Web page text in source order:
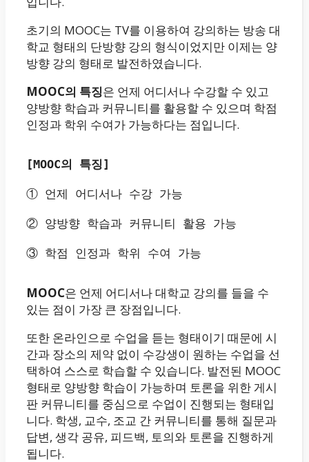
초기의 MOOC는 TV를 이용하여 강의하는 방송 대
학교 형태의 단방향 강의 형식이었지만 이제는 양
방향 강의 형태로 발전하였습니다.
MOOC의 특징은 언제 어디서나 수강할 수 있고
양방향 학습과 커뮤니티를 활용할 수 있으며 학점
인정과 학위 수여가 가능하다는 점입니다.
[MOOC의 특징]
① 언제 어디서나 수강 가능
② 양방향 학습과 커뮤니티 활용 가능
MOOC은 언제 어디서나 대학교 강의를 들을 수
있는 점이 가장 큰 장점입니다.
또한 온라인으로 수업을 듣는 형태이기 때문에 시
간과 장소의 제약 없이 수강생이 원하는 수업을 선
택하여 스스로 학습할 수 있습니다. 발전된 MOOC
형태로 양방향 학습이 가능하며 토론을 위한 게시
판 커뮤니티를 중심으로 수업이 진행되는 형태입
니다. 학생, 교수, 조교 간 커뮤니티를 통해 질문과
답변, 생각 공유, 피드백, 토의와 토론을 진행하게
됩니다.